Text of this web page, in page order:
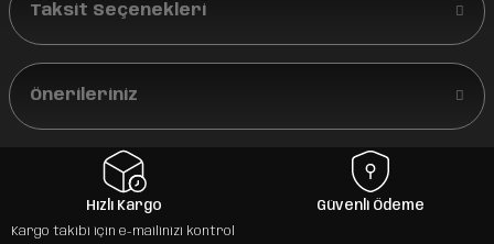
Taksit Seçenekleri
Önerileriniz
Hızlı Kargo
Kargo takibi için e-mailinizi kontrol
Güvenli Ödeme